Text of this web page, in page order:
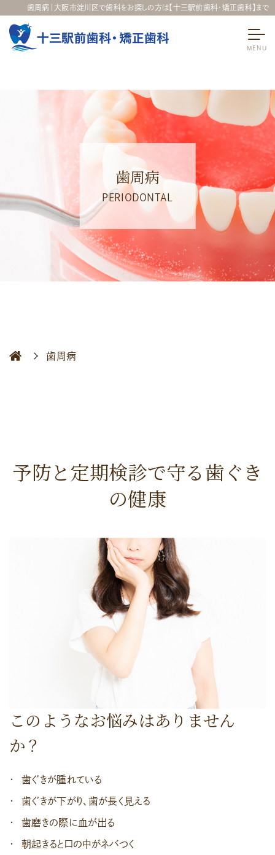
歯周病｜大阪市淀川区で歯科をお探しの方は【十三駅前歯科・矯正歯科】まで
歯周病
PERIODONTAL
歯周病
予防と定期検診で守る歯ぐき
の健康
このようなお悩みはありません
か？
歯ぐきが腫れている
歯ぐきが下がり、歯が長く見える
歯磨きの際に血が出る
朝起きると口の中がネバつく